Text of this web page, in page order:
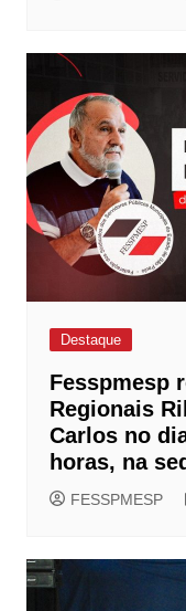
Destaque
Fesspmesp
Regionais
Carlos no
horas, na
FESSPMESP